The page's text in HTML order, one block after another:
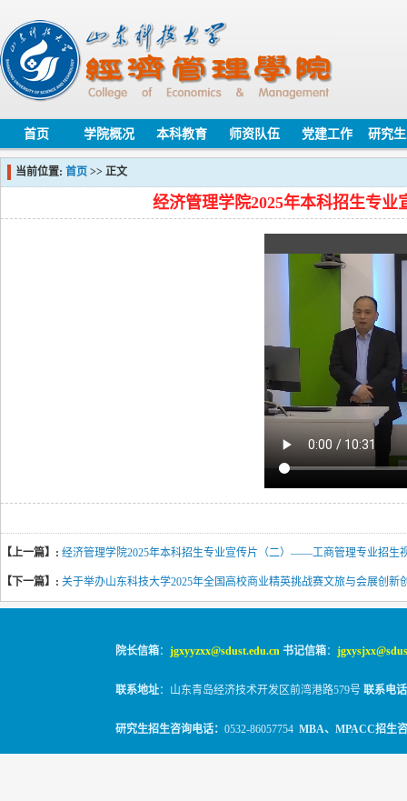
首页 学院概况 本科教育 师资队伍 党建工作 研究
当前位置: 首页 >> 正文
经济管理学院2025年本科招生专
【上一篇】: 经济管理学院2025年本科招生专业宣传片（二）——工商管理专业招生
【下一篇】: 关于举办山东科技大学2025年全国高校商业精英挑战赛文旅与会展创
院长信箱： jgxyyzxx@sdust.edu.cn 书记信箱：
联系地址：山东青岛经济技术开发区前湾港路579号 联系电话
研究生招生咨询电话： 0532-86057754 MBA、MPACC招生